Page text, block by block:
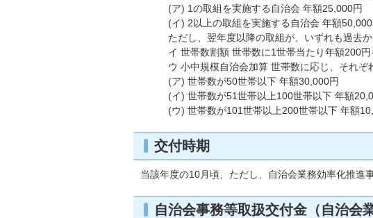
(ア) 1の取組を実施する自治会 年額25,000円
(イ) 2以上の取組を実施する自治会 年額50,000
ただし、翌年度以降の取組が、いずれも過去
イ 世帯数割額 世帯数に1世帯当たり年額200
ウ 小中規模自治会加算 世帯数に応じ、それぞ
(ア) 世帯数が50世帯以下 年額30,000円
(イ) 世帯数が51世帯以上100世帯以下 年額
(ウ) 世帯数が101世帯以上200世帯以下 年額
交付時期
当該年度の10月頃、ただし、自治会業務効率化推進
自治会事務等取扱交付金（自治会